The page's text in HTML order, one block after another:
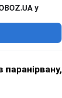
у
паранірвану,